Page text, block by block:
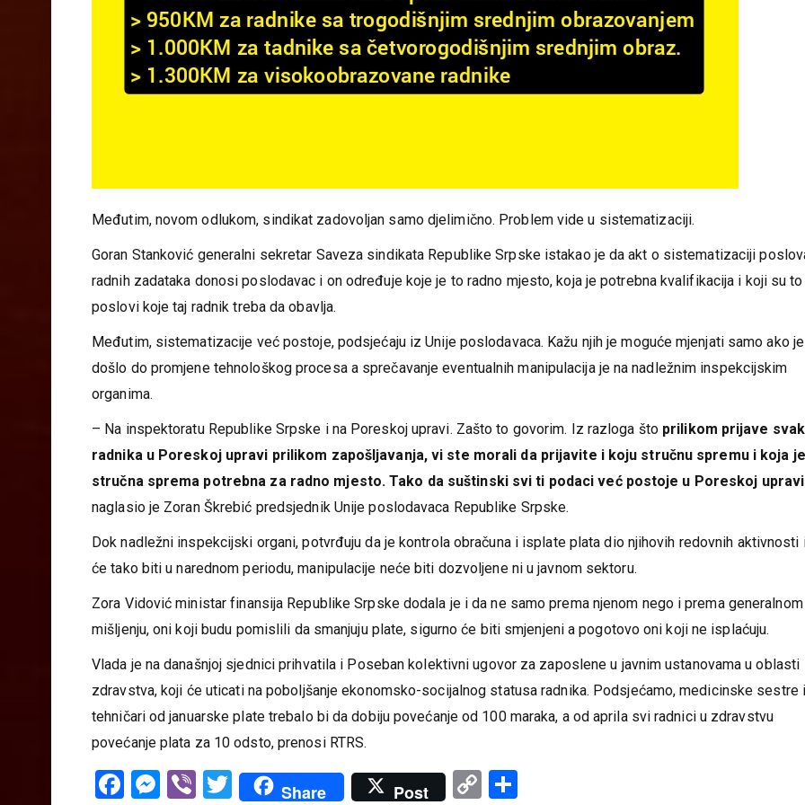
Međutim, novom odlukom, sindikat zadovoljan samo djelimično. Problem vide u sistematizaciji.
Goran Stanković generalni sekretar Saveza sindikata Republike Srpske istakao je da akt o sistematizaciji
radnih zadataka donosi poslodavac i on određuje koje je to radno mjesto, koja je potrebna kvalifikacija i koji su to
poslovi koje taj radnik treba da obavlja.
Međutim, sistematizacije već postoje, podsjećaju iz Unije poslodavaca. Kažu njih je moguće mjenjati samo ako je
došlo do promjene tehnološkog procesa a sprečavanje eventualnih manipulacija je na nadležnim inspekcijskim
organima.
– Na inspektoratu Republike Srpske i na Poreskoj upravi. Zašto to govorim. Iz razloga što prilikom prijave
radnika u Poreskoj upravi prilikom zapošljavanja, vi ste morali da prijavite i koju stručnu spremu i koja je
stručna sprema potrebna za radno mjesto. Tako da suštinski svi ti podaci već postoje u Poreskoj upravi
naglasio je Zoran Škrebić predsjednik Unije poslodavaca Republike Srpske.
Dok nadležni inspekcijski organi, potvrđuju da je kontrola obračuna i isplate plata dio njihovih redovnih aktivnosti
će tako biti u narednom periodu, manipulacije neće biti dozvoljene ni u javnom sektoru.
Zora Vidović ministar finansija Republike Srpske dodala je i da ne samo prema njenom nego i prema generalnom
mišljenju, oni koji budu pomislili da smanjuju plate, sigurno će biti smjenjeni a pogotovo oni koji ne isplaćuju.
Vlada je na današnjoj sjednici prihvatila i Poseban kolektivni ugovor za zaposlene u javnim ustanovama u oblasti
zdravstva, koji će uticati na poboljšanje ekonomsko-socijalnog statusa radnika. Podsjećamo, medicinske sestre
tehničari od januarske plate trebalo bi da dobiju povećanje od 100 maraka, a od aprila svi radnici u zdravstvu
povećanje plata za 10 odsto, prenosi RTRS.